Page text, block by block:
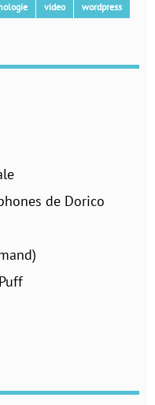
video wordpress
de Dorico